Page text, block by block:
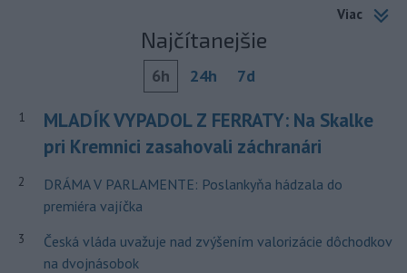
Viac
Najčítanejšie
6h 24h 7d
1
MLADÍK VYPADOL Z FERRATY: Na Skalke
pri Kremnici zasahovali záchranári
2
DRÁMA V PARLAMENTE: Poslankyňa hádzala do
premiéra vajíčka
3
Česká vláda uvažuje nad zvýšením valorizácie dôchodkov
na dvojnásobok